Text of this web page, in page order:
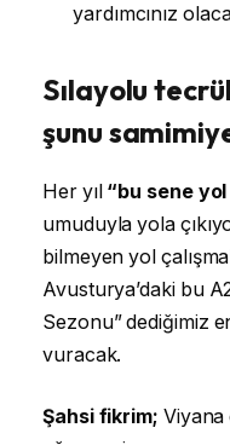
yardımcınız
Sılayolu
şunu
Her yıl “bu sene
umuduyla yola
bilmeyen yol
Avusturya’daki bu
Sezonu” dediğimiz
vuracak.
Şahsi fikrim; Viyana